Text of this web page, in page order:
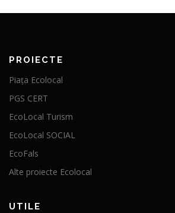
PROIECTE
Piața Ecolocal
PGS CERT
EcoLocal Turism
EcoLocal SOCIAL
EcoFals
Alte proiecte Ecolocal
UTILE